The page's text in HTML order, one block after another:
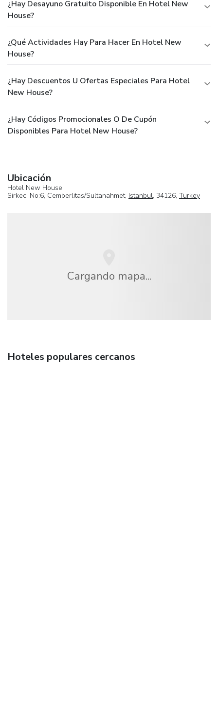
¿Hay Desayuno Gratuito Disponible En Hotel New
House?
¿Qué Actividades Hay Para Hacer En Hotel New
House?
¿Hay Descuentos U Ofertas Especiales Para Hotel
New House?
¿Hay Códigos Promocionales O De Cupón
Disponibles Para Hotel New House?
Ubicación
Hotel New House
Sirkeci No:6, Cemberlitas/Sultanahmet, Istanbul, 34126, Turkey
Cargando mapa...
Hoteles populares cercanos